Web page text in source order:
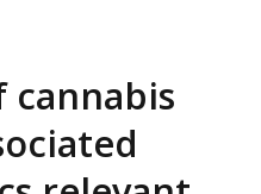
cannabis